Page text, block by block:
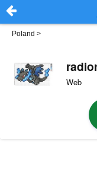
Poland >
Web